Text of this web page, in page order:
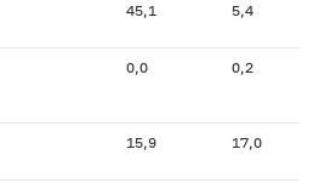
45,1 5,4
0,0 0,2
15,9 17,0